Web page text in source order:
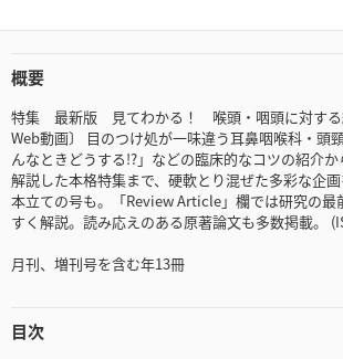
概要
特集 最新版 見てわかる！ 喉頭・咽頭に対する
Web動画〕 目のつけ処が一味違う耳鼻咽喉科・頭
んなときどうする!?」などの臨床的なコツの紹介
解説した本格特集まで、硬軟とり混ぜた多彩な企
本立ての号も。「Review Article」欄では研究の最
すく解説。読み応えのある原著論文も多数掲載。
月刊、増刊号を含む年13冊
目次